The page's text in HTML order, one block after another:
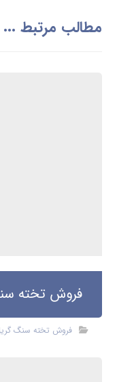
مطالب مرتبط ...
فروش تخته
فروش تخته سنگ